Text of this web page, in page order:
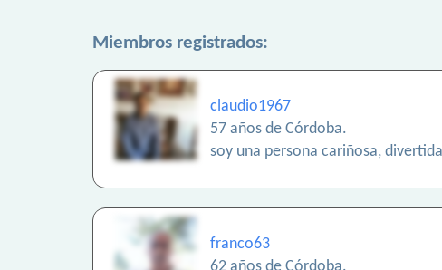
Miembros registrados:
claudio1967
57 años de Córdoba.
soy una persona cariñosa,
franco63